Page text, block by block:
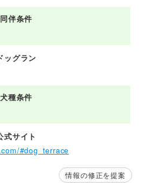
同伴条件
ッグラン
犬種条件
式サイト
#dog_terrace
情報の修正を提案